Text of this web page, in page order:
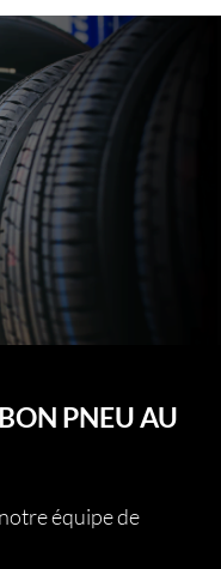
PNEU AU
équipe de